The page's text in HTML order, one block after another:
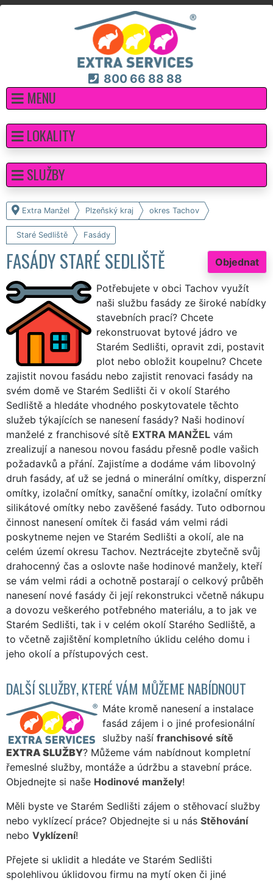
800 66 88 88
MENU
Extra Manžel Plzeňský kraj okres Tachov
Staré Sedliště Fasády
Objednat
FASÁDY STARÉ SEDLIŠTĚ
Potřebujete v obci Tachov využít
naši službu fasády ze široké nabídky
stavebních prací? Chcete
rekonstruovat bytové jádro ve
Starém Sedlišti, opravit zdi, postavit
plot nebo obložit koupelnu? Chcete
zajistit novou fasádu nebo zajistit renovaci fasády na
svém domě ve Starém Sedlišti či v okolí Starého
Sedliště a hledáte vhodného poskytovatele těchto
služeb týkajících se nanesení fasády? Naši hodinoví
manželé z franchisové sítě EXTRA MANŽEL vám
zrealizují a nanesou novou fasádu přesně podle vašich
požadavků a přání. Zajistíme a dodáme vám libovolný
druh fasády, ať už se jedná o minerální omítky, disperzní
omítky, izolační omítky, sanační omítky, izolační omítky
silikátové omítky nebo zavěšené fasády. Tuto odbornou
činnost nanesení omítek či fasád vám velmi rádi
poskytneme nejen ve Starém Sedlišti a okolí, ale na
celém území okresu Tachov. Neztrácejte zbytečně svůj
drahocenný čas a oslovte naše hodinové manžely, kteří
se vám velmi rádi a ochotně postarají o celkový průběh
nanesení nové fasády či její rekonstrukci včetně nákupu
a dovozu veškerého potřebného materiálu, a to jak ve
Starém Sedlišti, tak i v celém okolí Starého Sedliště, a
to včetně zajištění kompletního úklidu celého domu i
jeho okolí a přístupových cest.
DALŠÍ SLUŽBY, KTERÉ VÁM MŮŽEME NABÍDNOUT
Máte kromě nanesení a instalace
fasád zájem i o jiné profesionální
služby naší franchisové sítě
EXTRA SLUŽBY? Můžeme vám nabídnout kompletní
řemeslné služby, montáže a údržbu a stavební práce.
Objednejte si naše Hodinové manžely!
Měli byste ve Starém Sedlišti zájem o stěhovací služby
nebo vyklízecí práce? Objednejte si u nás Stěhování
nebo Vyklízení!
Přejete si uklidit a hledáte ve Starém Sedlišti
spolehlivou úklidovou firmu na mytí oken či jiné
LOKALITY
SLUŽBY